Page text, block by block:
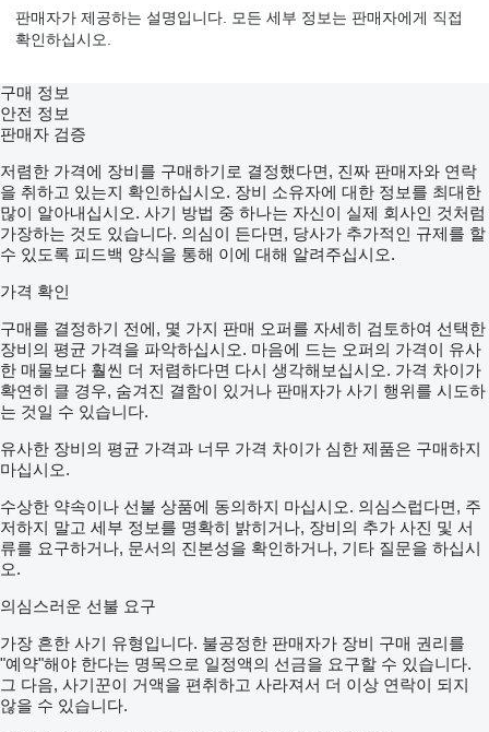
Gross weight: 60,000 kg
Engine mark: Liebherr
Engine model: D 846 A7
Fuel: Diesel
Power: 503 hp
Engine type: 6-Cylinder In-line Diesel
Engine volume: 12.82 Liters
Number of cylinders: 6
Number of valves:
Euro(engine type): Euro 3
Suspension: Niveaumatik (Hydropneumatic suspension)
Number of axles: 5
Axle configuration: 10 x 8 x 10
판매자가 제공하는 설명입니다. 모든 세부 정보는 판매자에게 직접
확인하십시오.
구매 정보
안전 정보
판매자 검증
저렴한 가격에 장비를 구매하기로 결정했다면, 진짜 판매자와 연락
을 취하고 있는지 확인하십시오. 장비 소유자에 대한 정보를 최대한
많이 알아내십시오. 사기 방법 중 하나는 자신이 실제 회사인 것처럼
가장하는 것도 있습니다. 의심이 든다면, 당사가 추가적인 규제를 할
수 있도록 피드백 양식을 통해 이에 대해 알려주십시오.
가격 확인
구매를 결정하기 전에, 몇 가지 판매 오퍼를 자세히 검토하여 선택한
장비의 평균 가격을 파악하십시오. 마음에 드는 오퍼의 가격이 유사
한 매물보다 훨씬 더 저렴하다면 다시 생각해보십시오. 가격 차이가
확연히 클 경우, 숨겨진 결함이 있거나 판매자가 사기 행위를 시도하
는 것일 수 있습니다.
유사한 장비의 평균 가격과 너무 가격 차이가 심한 제품은 구매하지
마십시오.
수상한 약속이나 선불 상품에 동의하지 마십시오. 의심스럽다면, 주
저하지 말고 세부 정보를 명확히 밝히거나, 장비의 추가 사진 및 서
류를 요구하거나, 문서의 진본성을 확인하거나, 기타 질문을 하십시
오.
의심스러운 선불 요구
가장 흔한 사기 유형입니다. 불공정한 판매자가 장비 구매 권리를
"예약"해야 한다는 명목으로 일정액의 선금을 요구할 수 있습니다.
그 다음, 사기꾼이 거액을 편취하고 사라져서 더 이상 연락이 되지
않을 수 있습니다.